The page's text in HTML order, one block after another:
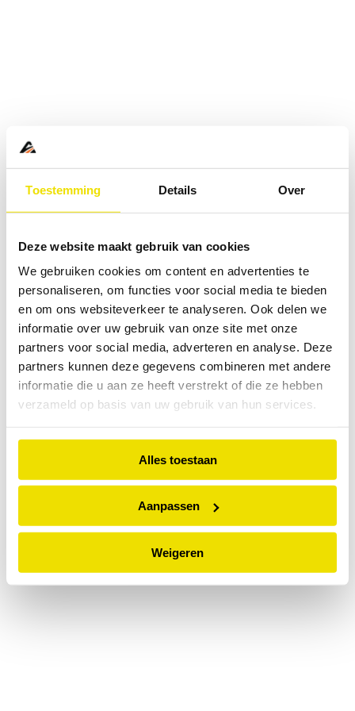
Toestemming Details Over
Deze website maakt gebruik van cookies
We gebruiken cookies om content en advertenties te
personaliseren, om functies voor social media te bieden
en om ons websiteverkeer te analyseren. Ook delen we
informatie over uw gebruik van onze site met onze
partners voor social media, adverteren en analyse. Deze
partners kunnen deze gegevens combineren met andere
informatie die u aan ze heeft verstrekt of die ze hebben
verzameld op basis van uw gebruik van hun services.
Alles toestaan
Aanpassen
Weigeren
Application error: a client-side exception has occurred while
loadingwww.abd.nl(see the browser consolefor more
information).